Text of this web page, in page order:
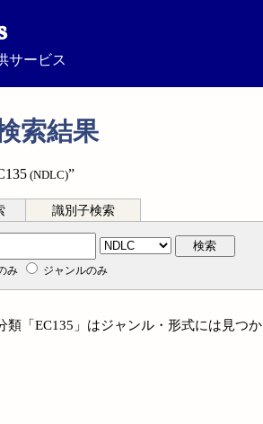
サービス
索結果
(NDLC)”
識別子検索
検索
み ジャンルのみ
類「EC135」はジャンル・形式には見つか